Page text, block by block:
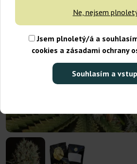
Ne, nejsem
Jsem plnoletý/á a
cookies a zásadami ochrany
Souhlasím a